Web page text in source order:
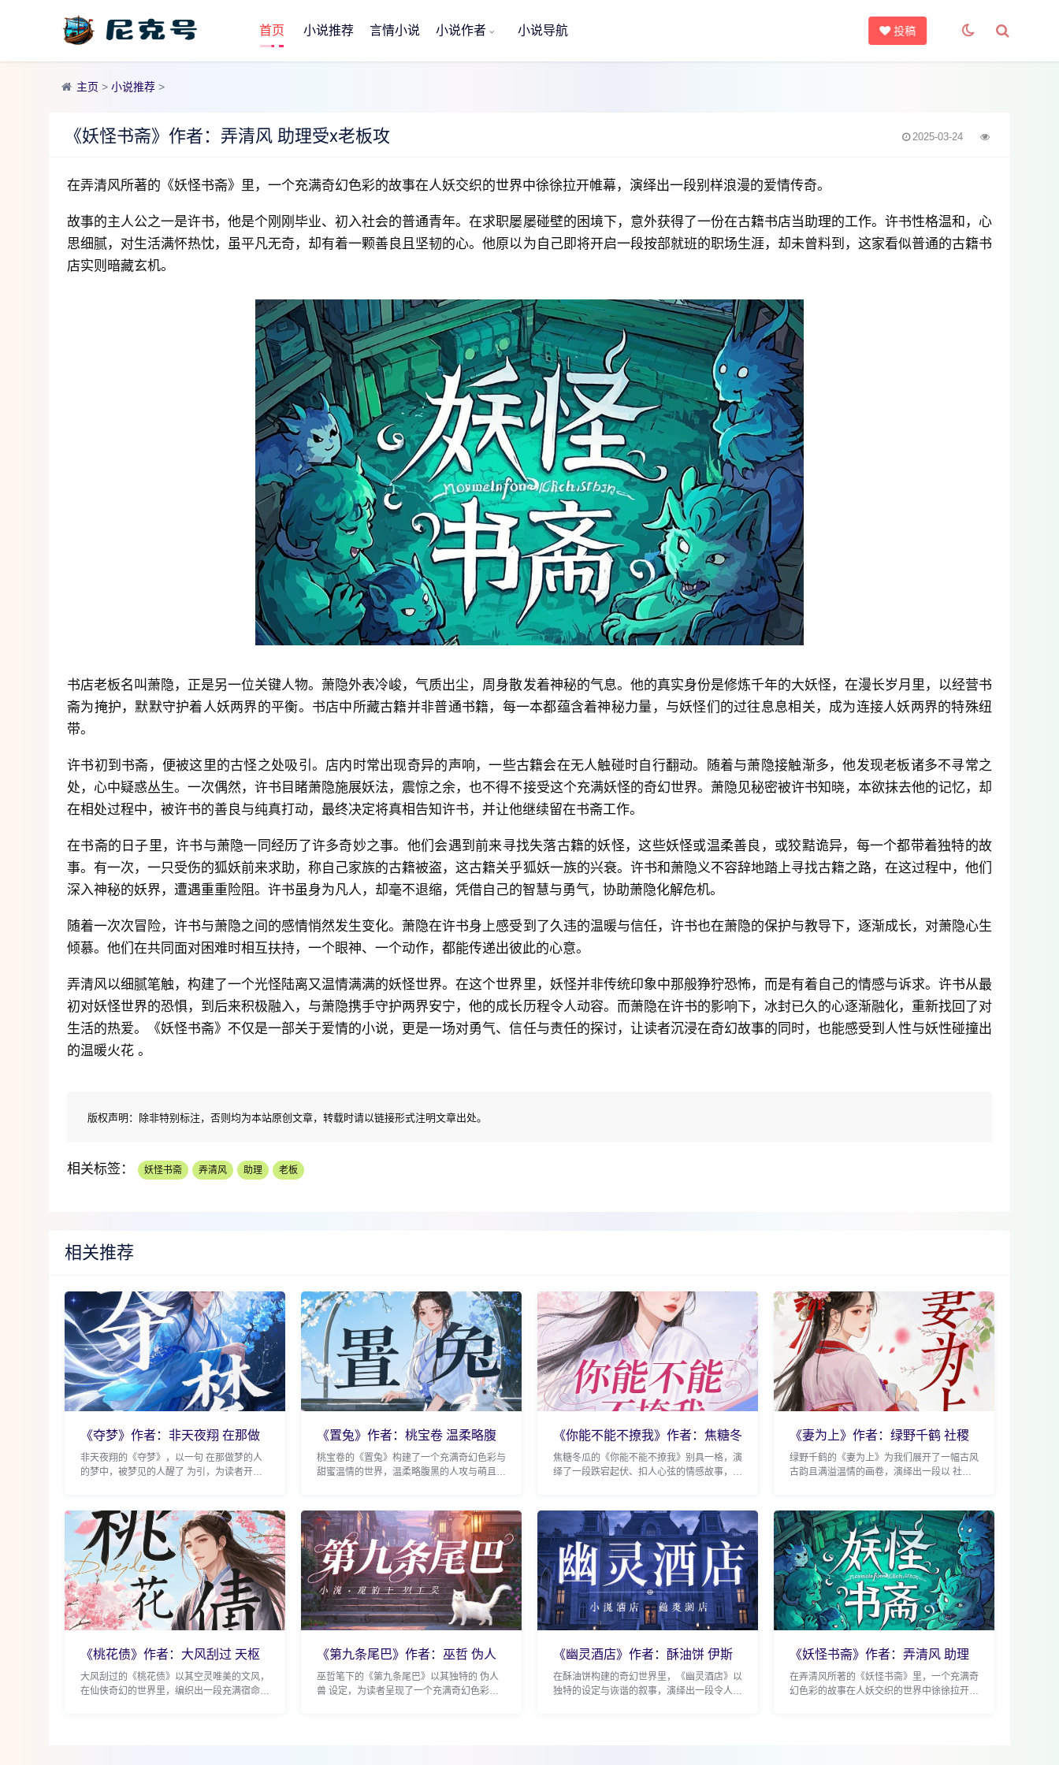
首页 小说推荐 言情小说 小说作者 小说导航 投稿
主页 > 小说推荐 >
《妖怪书斋》作者：弄清风 助理受x老板攻 2025-03-24
在弄清风所著的《妖怪书斋》里，一个充满奇幻色彩的故事在人妖交织的世界中徐徐拉开帷幕，演绎出一段别样浪漫的爱情传奇。
故事的主人公之一是许书，他是个刚刚毕业、初入社会的普通青年。在求职屡屡碰壁的困境下，意外获得了一份在古籍书店当助理的工作。许书性格温和，心
思细腻，对生活满怀热忱，虽平凡无奇，却有着一颗善良且坚韧的心。他原以为自己即将开启一段按部就班的职场生涯，却未曾料到，这家看似普通的古籍书
店实则暗藏玄机。
书店老板名叫萧隐，正是另一位关键人物。萧隐外表冷峻，气质出尘，周身散发着神秘的气息。他的真实身份是修炼千年的大妖怪，在漫长岁月里，以经营书
斋为掩护，默默守护着人妖两界的平衡。书店中所藏古籍并非普通书籍，每一本都蕴含着神秘力量，与妖怪们的过往息息相关，成为连接人妖两界的特殊纽
带。
许书初到书斋，便被这里的古怪之处吸引。店内时常出现奇异的声响，一些古籍会在无人触碰时自行翻动。随着与萧隐接触渐多，他发现老板诸多不寻常之
处，心中疑惑丛生。一次偶然，许书目睹萧隐施展妖法，震惊之余，也不得不接受这个充满妖怪的奇幻世界。萧隐见秘密被许书知晓，本欲抹去他的记忆，却
在相处过程中，被许书的善良与纯真打动，最终决定将真相告知许书，并让他继续留在书斋工作。
在书斋的日子里，许书与萧隐一同经历了许多奇妙之事。他们会遇到前来寻找失落古籍的妖怪，这些妖怪或温柔善良，或狡黠诡异，每一个都带着独特的故
事。有一次，一只受伤的狐妖前来求助，称自己家族的古籍被盗，这古籍关乎狐妖一族的兴衰。许书和萧隐义不容辞地踏上寻找古籍之路，在这过程中，他们
深入神秘的妖界，遭遇重重险阻。许书虽身为凡人，却毫不退缩，凭借自己的智慧与勇气，协助萧隐化解危机。
随着一次次冒险，许书与萧隐之间的感情悄然发生变化。萧隐在许书身上感受到了久违的温暖与信任，许书也在萧隐的保护与教导下，逐渐成长，对萧隐心生
倾慕。他们在共同面对困难时相互扶持，一个眼神、一个动作，都能传递出彼此的心意。
弄清风以细腻笔触，构建了一个光怪陆离又温情满满的妖怪世界。在这个世界里，妖怪并非传统印象中那般狰狞恐怖，而是有着自己的情感与诉求。许书从最
初对妖怪世界的恐惧，到后来积极融入，与萧隐携手守护两界安宁，他的成长历程令人动容。而萧隐在许书的影响下，冰封已久的心逐渐融化，重新找回了对
生活的热爱。《妖怪书斋》不仅是一部关于爱情的小说，更是一场对勇气、信任与责任的探讨，让读者沉浸在奇幻故事的同时，也能感受到人性与妖性碰撞出
的温暖火花 。
版权声明： 除非特别标注，否则均为本站原创文章，转载时请以链接形式注明文章出处。
相关标签： 妖怪书斋 弄清风 助理 老板
相关推荐
《夺梦》作者：非天夜翔 在那做
梦的人的
非天夜翔的《夺梦》，以一句 在那做梦的人
的梦中，被梦见的人醒了 为引，为读者开启
《置兔》作者：桃宝卷 温柔略腹
黑人攻
桃宝卷的《置兔》构建了一个充满奇幻色彩与
甜蜜温情的世界，温柔略腹黑的人攻与萌且傲
《你能不能不撩我》作者：焦糖冬
瓜 小攻
焦糖冬瓜的《你能不能不撩我》别具一格，演
绎了一段跌宕起伏、扣人心弦的情感故事，重
《妻为上》作者：绿野千鹤 社稷
次之，夫
绿野千鹤的《妻为上》为我们展开了一幅古风
古韵且满溢温情的画卷，演绎出一段以 社稷
《桃花债》作者：大风刮过 天枢
星君和南
大风刮过的《桃花债》以其空灵唯美的文风，
在仙侠奇幻的世界里，编织出一段充满宿命与
《第九条尾巴》作者：巫哲 伪人
兽
巫哲笔下的《第九条尾巴》以其独特的 伪人
兽 设定，为读者呈现了一个充满奇幻色彩与
《幽灵酒店》作者：酥油饼 伊斯
菲尔x石
在酥油饼构建的奇幻世界里，《幽灵酒店》以
独特的设定与诙谐的叙事，演绎出一段令人啼
《妖怪书斋》作者：弄清风 助理
受x老板
在弄清风所著的《妖怪书斋》里，一个充满奇
幻色彩的故事在人妖交织的世界中徐徐拉开帷